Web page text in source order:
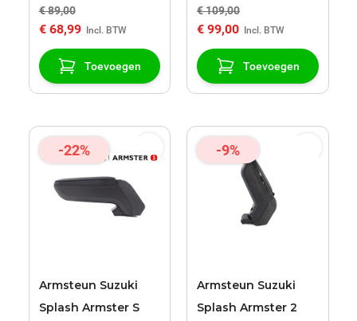
€ 89,00
€ 68,99
Toevoegen
€ 109,00
€ 99,00
Toevoegen
-22%
Armsteun Suzuki
Splash Armster S
-9%
Armsteun Suzuki
Splash Armster 2